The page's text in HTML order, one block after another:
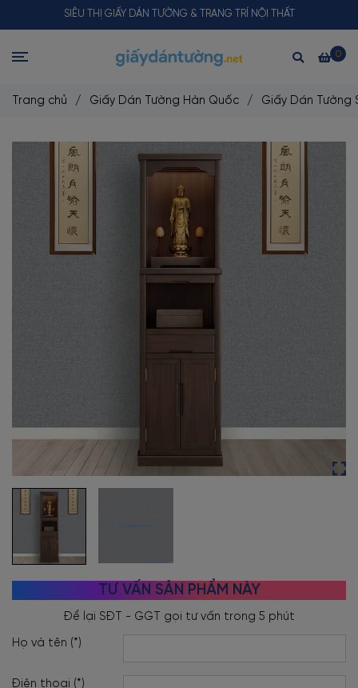
SIÊU THỊ GIẤY DÁN TƯỜNG & TRANG TRÍ NỘI THẤT
0
Trang chủ / Giấy Dán Tường Hàn Quốc / Giấy Dán Tường
TƯ VẤN SẢN PHẨM NÀY
Họ và tên (*)
Điện thoại (*)